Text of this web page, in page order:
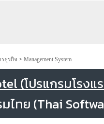
ธุรกิจ > Management System
(โปรแกรมโรงแ